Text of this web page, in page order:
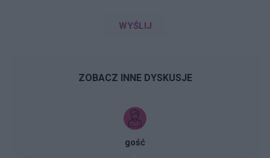
WYŚLIJ
ZOBACZ INNE DYSKUSJE
gość